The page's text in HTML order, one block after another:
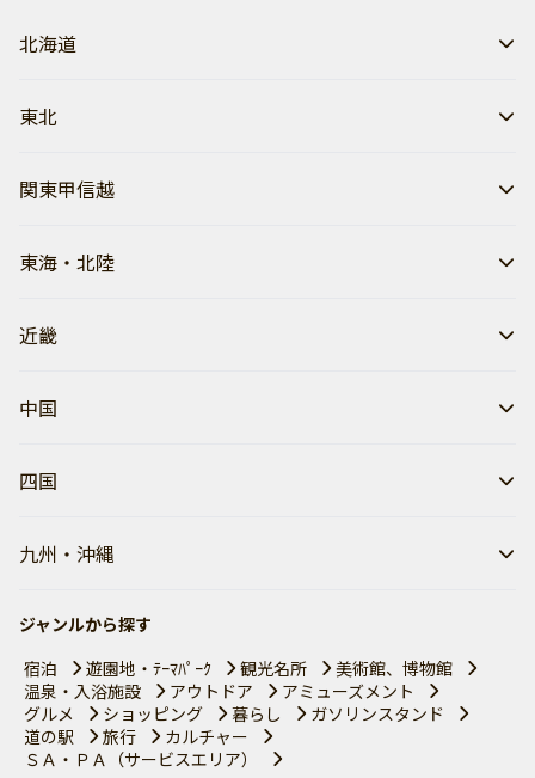
北海道
東北
関東甲信越
東海・北陸
近畿
中国
四国
九州・沖縄
ジャンルから探す
宿泊
遊園地・ﾃｰﾏﾊﾟｰｸ 観光名所
美術館、博物館
温泉・入浴施設
アウトドア
アミューズメント
グルメ
ショッピング 暮らし
ガソリンスタンド
道の駅
旅行
カルチャー
ＳＡ・ＰＡ（サービスエリア）